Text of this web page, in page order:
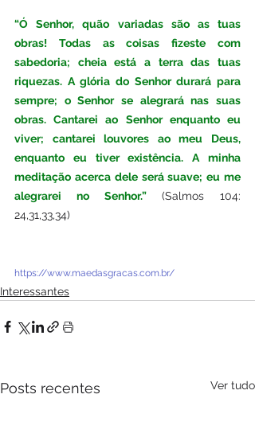
“Ó Senhor, quão variadas são as tuas
obras! Todas as coisas fizeste com
sabedoria; cheia está a terra das tuas
riquezas. A glória do Senhor durará para
sempre; o Senhor se alegrará nas suas
obras. Cantarei ao Senhor enquanto eu
viver; cantarei louvores ao meu Deus,
enquanto eu tiver existência. A minha
meditação acerca dele será suave; eu me
alegrarei no Senhor.” (Salmos 104:
24,31,33,34)
https://www.maedasgracas.com.br/
Interessantes
Posts recentes Ver tudo